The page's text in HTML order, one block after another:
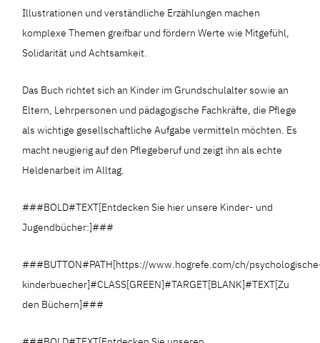
Illustrationen und verständliche Erzählungen machen
komplexe Themen greifbar und fördern Werte wie Mitgefühl,
Solidarität und Achtsamkeit.
Das Buch richtet sich an Kinder im Grundschulalter sowie an
Eltern, Lehrpersonen und pädagogische Fachkräfte, die Pflege
als wichtige gesellschaftliche Aufgabe vermitteln möchten. Es
macht neugierig auf den Pflegeberuf und zeigt ihn als echte
Heldenarbeit im Alltag.
###BOLD#TEXT[Entdecken Sie hier unsere Kinder- und
Jugendbücher:]###
###BUTTON#PATH[https://www.hogrefe.com/ch/
kinderbuecher]#CLASS[GREEN]#TARGET[BLANK]#TEXT[Zu
den Büchern]###